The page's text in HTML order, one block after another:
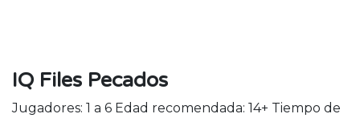
IQ Files Pecados
Jugadores: 1 a 6 Edad recomendada: 14+ Tiempo de